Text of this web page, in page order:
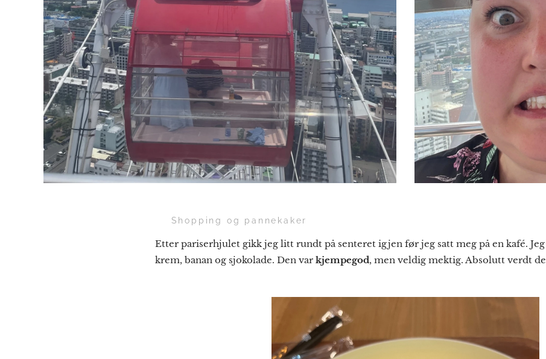
🛍 Shopping og pannekaker
Etter pariserhjulet gikk jeg litt rundt på senteret igjen før jeg satt meg på en kafé.
krem, banan og sjokolade. Den var kjempegod, men veldig mektig. Absolutt verdt